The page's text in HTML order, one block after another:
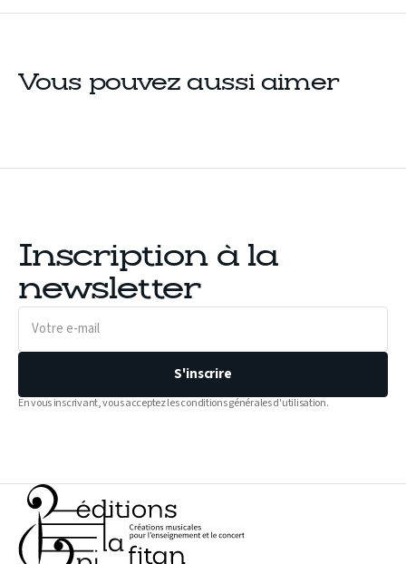
Vous pouvez aussi aimer
Inscription à la
newsletter
Votre
mail
S'inscrire
En vous inscrivant, vous acceptez les conditions générales d'utilisation.